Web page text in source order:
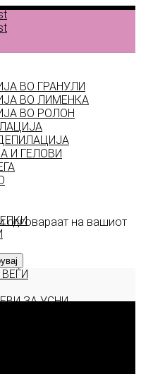
ВО ГРАНУЛИ
ВО ЛИМЕНКА
ВО РОЛОН
И ГЕЛОВИ
ЗА УСНИ
одговараат на вашиот